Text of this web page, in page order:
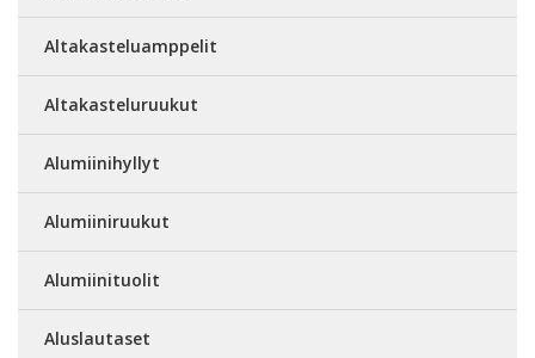
Altakasteluamppelit
Altakasteluruukut
Alumiinihyllyt
Alumiiniruukut
Alumiinituolit
Aluslautaset